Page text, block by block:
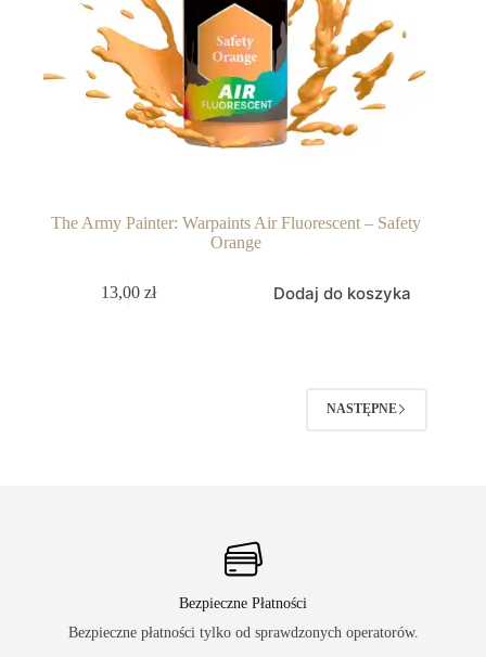
The Army Painter: Warpaints Air Fluorescent – Safety
Orange
13,00zł Dodaj do koszyka
NASTĘPNE
Bezpieczne Płatności
Bezpieczne płatności tylko od sprawdzonych operatorów.